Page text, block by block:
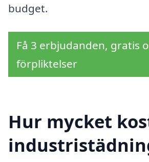
budget.
Få 3 erbjudanden, gratis
förpliktelser
Hur mycket